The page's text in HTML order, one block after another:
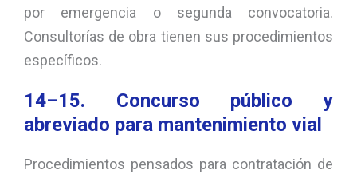
por emergencia o segunda convocatoria.
Consultorías de obra tienen sus procedimientos
específicos.
14–15. Concurso público y
abreviado para mantenimiento vial
Procedimientos pensados para contratación de